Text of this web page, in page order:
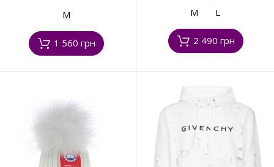
M
1 560 грн
M L
2 490 грн